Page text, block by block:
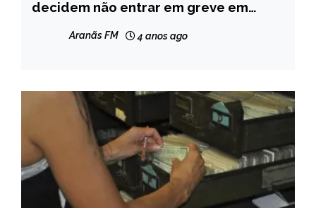
GERAIS
NOTÍCIAS
decidem não entrar em greve em
Aranãs FM 4 anos ago